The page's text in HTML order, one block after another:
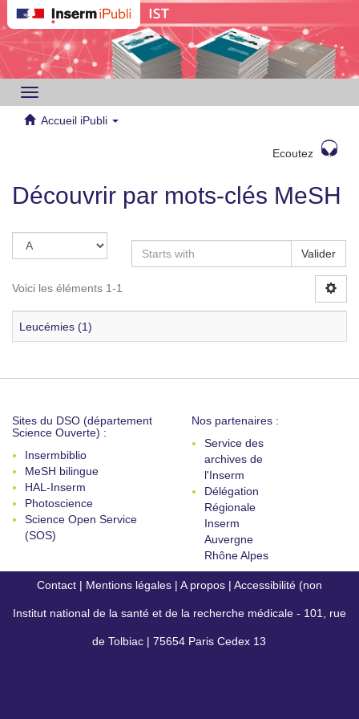
Toggle
navigation
Accueil iPubli
Ecoutez
Découvrir par mots-clés MeSH
Valider
Voici les éléments 1-1
Leucémies (1)
Sites du DSO (département
Science Ouverte) :
Insermbiblio
MeSH bilingue
HAL-Inserm
Photoscience
Science Open Service
(SOS)
Nos partenaires :
Service des
archives de
l'Inserm
Délégation
Régionale
Inserm
Auvergne
Rhône Alpes
Contact | Mentions légales | A propos | Accessibilité (non
conforme)
Institut national de la santé et de la recherche médicale - 101, rue
de Tolbiac | 75654 Paris Cedex 13